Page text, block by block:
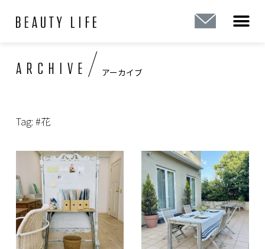
ARCHIVE / アーカイブ
Tag: #花
ペ
ジ
ペ
ー
ジ
ペ
ー
ジ
ペ
ー
ジ